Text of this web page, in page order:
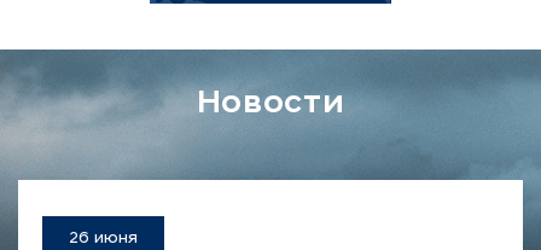
Новости
26 июня